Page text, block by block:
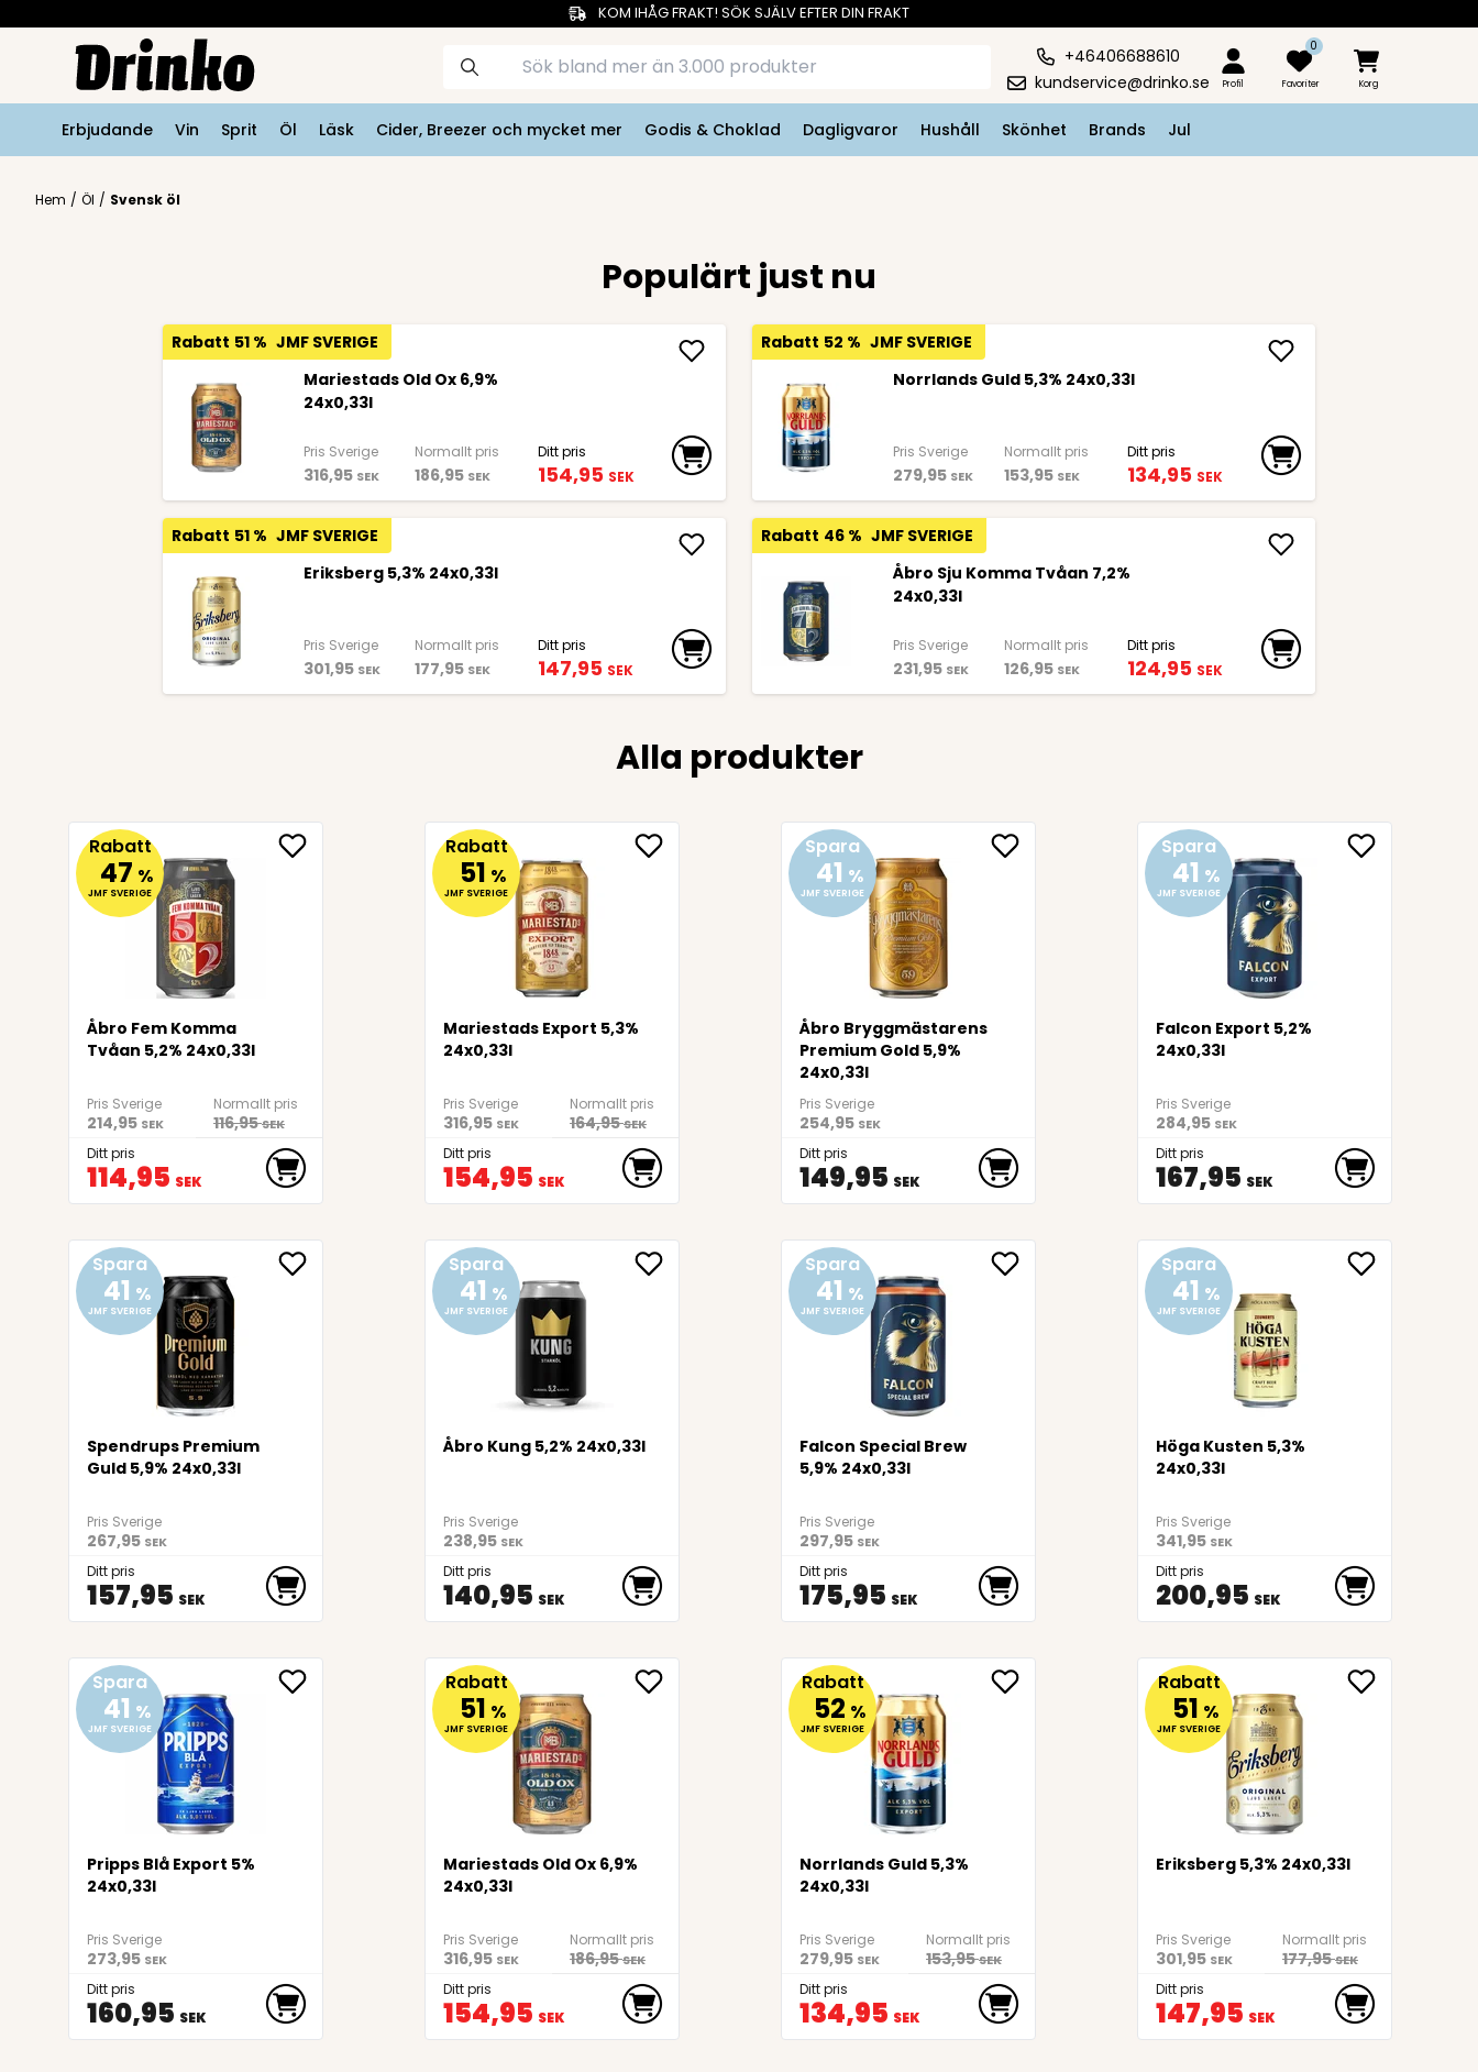
KOM IHÅG FRAKT! SÖK SJÄLV EFTER DIN FRAKT
+46406688610
kundservice@drinko.se
Profil
0
Favoriter Korg
Erbjudande Vin Sprit Öl Läsk Cider, Breezer och mycket mer Godis & Choklad Dagligvaror Hushåll Skönhet Brands Jul
Hem / Öl / Svensk öl
Populärt just nu
Rabatt 51 % JMF SVERIGE
Mariestads Old Ox 6,9%
24x0,33l
Pris Sverige
316,95 SEK
Normallt pris
186,95 SEK
Ditt pris
154,95 SEK
Rabatt 52 % JMF SVERIGE
Norrlands Guld 5,3% 24x0,33l
Pris Sverige
279,95 SEK
Normallt pris
153,95 SEK
Ditt pris
134,95 SEK
Rabatt 51 % JMF SVERIGE
Eriksberg 5,3% 24x0,33l
Pris Sverige
301,95 SEK
Normallt pris
177,95 SEK
Ditt pris
147,95 SEK
Rabatt 46 % JMF SVERIGE
Åbro Sju Komma Tvåan 7,2%
24x0,33l
Pris Sverige
231,95 SEK
Normallt pris
126,95 SEK
Ditt pris
124,95 SEK
Alla produkter
Rabatt
47 %
JMF SVERIGE
Åbro Fem Komma
Tvåan 5,2% 24x0,33l
Pris Sverige
214,95 SEK
Normallt pris
116,95SEK
Ditt pris
114,95 SEK
Rabatt
51 %
JMF SVERIGE
Mariestads Export 5,3%
24x0,33l
Pris Sverige
316,95 SEK
Normallt pris
164,95SEK
Ditt pris
154,95 SEK
Spara
41 %
JMF SVERIGE
Åbro Bryggmästarens
Premium Gold 5,9%
24x0,33l
Pris Sverige
254,95 SEK
Ditt pris
149,95 SEK
Spara
41 %
JMF SVERIGE
Falcon Export 5,2%
24x0,33l
Pris Sverige
284,95 SEK
Ditt pris
167,95 SEK
Spara
41 %
JMF SVERIGE
Spendrups Premium
Guld 5,9% 24x0,33l
Pris Sverige
267,95 SEK
Ditt pris
157,95 SEK
Spara
41 %
JMF SVERIGE
Åbro Kung 5,2% 24x0,33l
Pris Sverige
238,95 SEK
Ditt pris
140,95 SEK
Spara
41 %
JMF SVERIGE
Falcon Special Brew
5,9% 24x0,33l
Pris Sverige
297,95 SEK
Ditt pris
175,95 SEK
Spara
41 %
JMF SVERIGE
Höga Kusten 5,3%
24x0,33l
Pris Sverige
341,95 SEK
Ditt pris
200,95 SEK
Spara
41 %
JMF SVERIGE
Pripps Blå Export 5%
24x0,33l
Pris Sverige
273,95 SEK
Ditt pris
160,95 SEK
Rabatt
51 %
JMF SVERIGE
Mariestads Old Ox 6,9%
24x0,33l
Pris Sverige
316,95 SEK
Normallt pris
186,95SEK
Ditt pris
154,95 SEK
Rabatt
52 %
JMF SVERIGE
Norrlands Guld 5,3%
24x0,33l
Pris Sverige
279,95 SEK
Normallt pris
153,95SEK
Ditt pris
134,95 SEK
Rabatt
51 %
JMF SVERIGE
Eriksberg 5,3% 24x0,33l
Pris Sverige
301,95 SEK
Normallt pris
177,95SEK
Ditt pris
147,95 SEK